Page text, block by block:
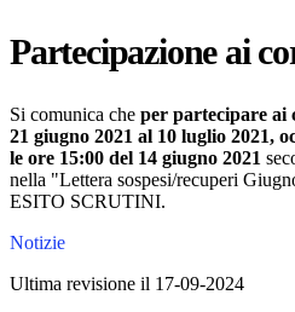
Partecipazione ai
Si comunica che per partecipare ai
21 giugno 2021 al 10 luglio 2021,
le ore 15:00 del 14 giugno 2021
nella "Lettera sospesi/recuperi
ESITO SCRUTINI.
Notizie
Ultima revisione il 17-09-2024